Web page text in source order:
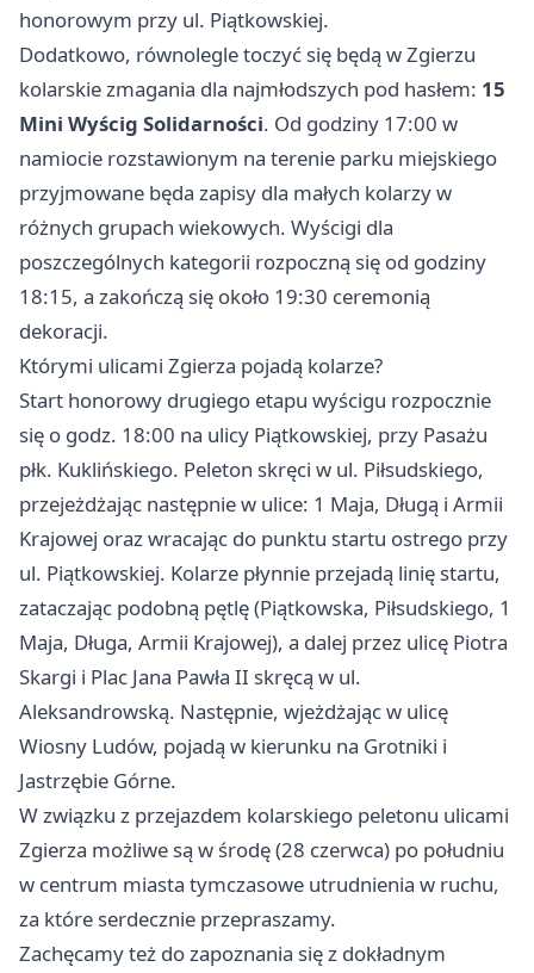
honorowym przy ul. Piątkowskiej.
Dodatkowo, równolegle toczyć się będą w Zgierzu
kolarskie zmagania dla najmłodszych pod hasłem: 15
Mini Wyścig Solidarności. Od godziny 17:00 w
namiocie rozstawionym na terenie parku miejskiego
przyjmowane będa zapisy dla małych kolarzy w
różnych grupach wiekowych. Wyścigi dla
poszczególnych kategorii rozpoczną się od godziny
18:15, a zakończą się około 19:30 ceremonią
dekoracji.
Którymi ulicami Zgierza pojadą kolarze?
Start honorowy drugiego etapu wyścigu rozpocznie
się o godz. 18:00 na ulicy Piątkowskiej, przy Pasażu
płk. Kuklińskiego. Peleton skręci w ul. Piłsudskiego,
przejeżdżając następnie w ulice: 1 Maja, Długą i Armii
Krajowej oraz wracając do punktu startu ostrego przy
ul. Piątkowskiej. Kolarze płynnie przejadą linię startu,
zataczając podobną pętlę (Piątkowska, Piłsudskiego, 1
Maja, Długa, Armii Krajowej), a dalej przez ulicę Piotra
Skargi i Plac Jana Pawła II skręcą w ul.
Aleksandrowską. Następnie, wjeżdżając w ulicę
Wiosny Ludów, pojadą w kierunku na Grotniki i
Jastrzębie Górne.
W związku z przejazdem kolarskiego peletonu ulicami
Zgierza możliwe są w środę (28 czerwca) po południu
w centrum miasta tymczasowe utrudnienia w ruchu,
za które serdecznie przepraszamy.
Zachęcamy też do zapoznania się z dokładnym